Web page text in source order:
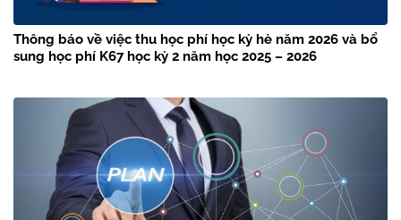
Thông báo về việc thu học phí học kỳ hè năm 2026 và bổ
sung học phí K67 học kỳ 2 năm học 2025 – 2026